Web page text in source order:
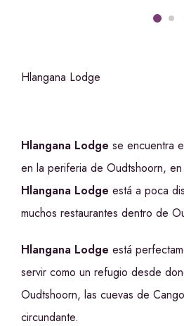
Hlangana Lodge
Hlangana Lodge se encuentra
en la periferia de Oudtshoorn,
Hlangana Lodge está a poca
muchos restaurantes dentro de
Hlangana Lodge está
servir como un refugio desde
Oudtshoorn, las cuevas de
circundante.